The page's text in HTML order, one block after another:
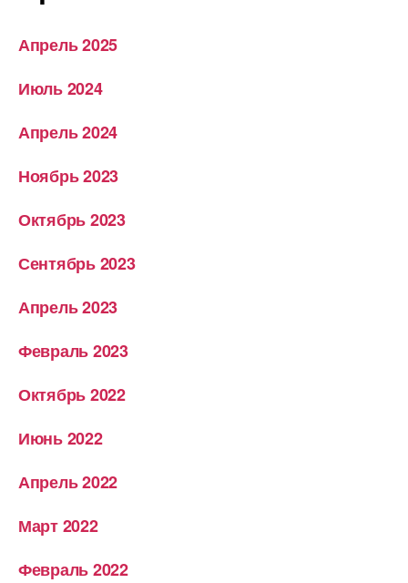
Апрель 2025
Июль 2024
Апрель 2024
Ноябрь 2023
Октябрь 2023
Сентябрь 2023
Апрель 2023
Февраль 2023
Октябрь 2022
Июнь 2022
Апрель 2022
Март 2022
Февраль 2022